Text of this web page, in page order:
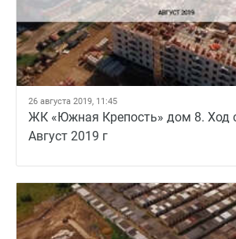
26 августа 2019, 11:45
ЖК «Южная Крепость» дом 8. Ход
Август 2019 г